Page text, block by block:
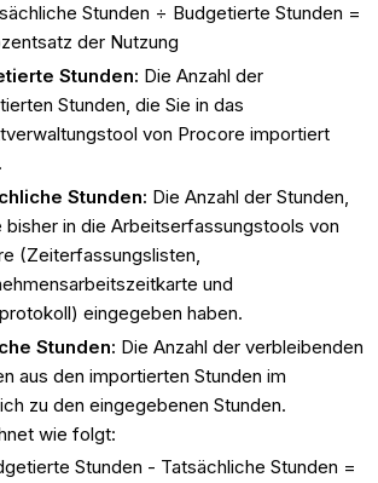
Stunden ÷ Budgetierte Stunden =
der Nutzung
Stunden: Die Anzahl der
Stunden, die Sie in das
von Procore importiert
Stunden: Die Anzahl der Stunden,
bisher in die Arbeitserfassungstools von
(Zeiterfassungslisten,
und
eingegeben haben.
Stunden: Die Anzahl der verbleibenden
aus den importierten Stunden im
zu den eingegebenen Stunden.
wie folgt:
Stunden - Tatsächliche Stunden =